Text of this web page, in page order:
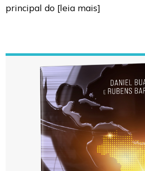
principal do [leia mais]